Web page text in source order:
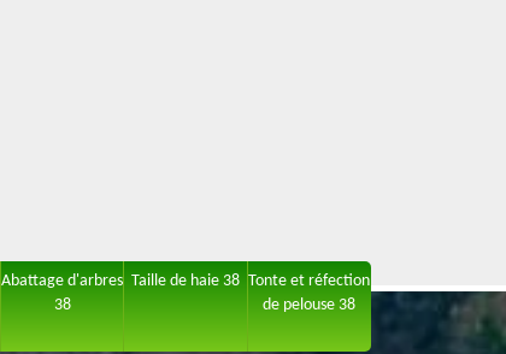
Abattage d'arbres
38
Taille de haie 38 Tonte et réfection
de pelouse 38